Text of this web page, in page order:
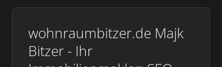
wohnraumbitzer.de Majk
Bitzer - Ihr